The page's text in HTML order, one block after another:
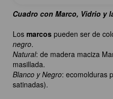
Cuadro con Marco, Vidrio y
Los marcos pueden ser de
negro.
Natural: de madera maciza
masillada.
Blanco y Negro: ecomolduras
satinadas).